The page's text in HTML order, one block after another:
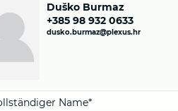
Duško Burmaz
+385 98 932 0633
dusko.burmaz@plexus.hr